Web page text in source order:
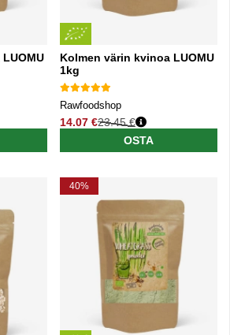
Kolmen värin kvinoa LUOMU
1kg
Rawfoodshop
14.07 €
Normaali hinta
23.45 €
OSTA
40%